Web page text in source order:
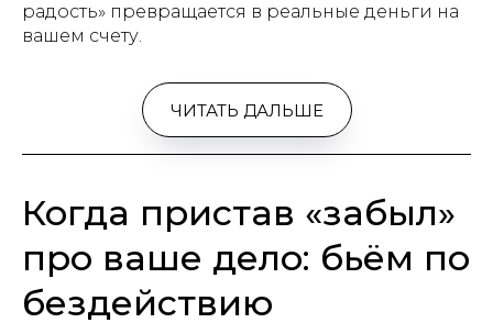
радость» превращается в реальные деньги на
вашем счету.
ЧИТАТЬ ДАЛЬШЕ
Когда пристав «забыл»
про ваше дело: бьём по
бездействию